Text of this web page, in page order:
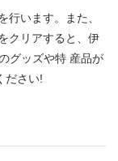
行います。また、
クリアすると、伊
グッズや特 産品が
ださい!